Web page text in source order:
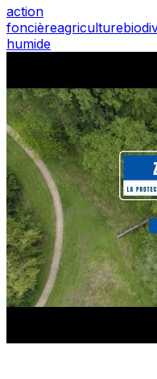
action
foncièreagriculture
humide